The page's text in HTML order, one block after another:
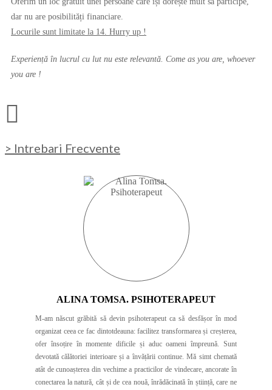
dar nu are posibilități financiare.
Locurile sunt limitate la 14. Hurry up !
Experiență în lucrul cu lut nu este relevantă. Come as you are, whoever
you are !
> Intrebari Frecvente
ALINA TOMSA. PSIHOTERAPEUT
M-am născut grăbită să devin psihoterapeut ca să desfășor în mod
organizat ceea ce fac dintotdeauna: facilitez transformarea și creșterea,
ofer însoțire în momente dificile și aduc oameni împreună. Sunt
devotată călătoriei interioare și a învățării continue. Mă simt chemată
atât de cunoașterea din vechime a practicilor de vindecare, ancorate în
conectarea la natură, cât și de cea nouă, înrădăcinată în știință, care ne